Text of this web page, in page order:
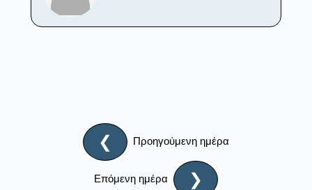
❮ Προηγούμενη ημέρα
Επόμενη ημέρα ❯